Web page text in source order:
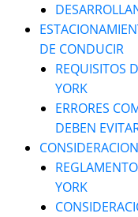
DE CONDUCIR
REQUISITOS
YORK
ERRORES
DEBEN
YORK